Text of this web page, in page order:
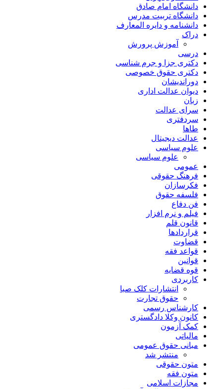
دانشگاه امام صادق
دانشگاه تربیت مدرس
دانشنامه و دایره المعارف
دراک
آموزش پرورش
درسی
دکتری جزا و جرم شناسی
دکتری حقوق خصوصی
دوراندیشان
دیوان عدالت اداری
زبان
سرای عدالت
سردفتری
طاها
عدالت دیجیتال
علوم سیاسی
علوم سیاسی
عمومی
فرهنگ حقوقی
فکرسازان
فلسفه حقوق
فن دفاع
فیلم و نرم افزار
قانون قلم
قراردادها
قضاوت
قواعد فقه
قوانین
قوه قضایه
کاربردی
انتشارات کلک صبا
حقوق تجارت
کارشناس رسمی
کانون وکلا دادگستری
کمک آزمون
مالیاتی
مبانی حقوق عمومی
منتشر شد
متون حقوقی
متون فقه
مجازات اسلامی